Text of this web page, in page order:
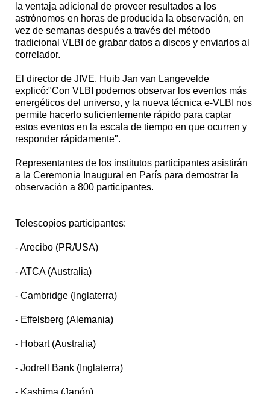
la ventaja adicional de proveer resultados a los
astrónomos en horas de producida la observación, en
vez de semanas después a través del método
tradicional VLBI de grabar datos a discos y enviarlos al
correlador.
El director de JIVE, Huib Jan van Langevelde
explicó:"Con VLBI podemos observar los eventos más
energéticos del universo, y la nueva técnica e-VLBI nos
permite hacerlo suficientemente rápido para captar
estos eventos en la escala de tiempo en que ocurren y
responder rápidamente".
Representantes de los institutos participantes asistirán
a la Ceremonia Inaugural en París para demostrar la
observación a 800 participantes.
Telescopios participantes:
- Arecibo (PR/USA)
- ATCA (Australia)
- Cambridge (Inglaterra)
- Effelsberg (Alemania)
- Hobart (Australia)
- Jodrell Bank (Inglaterra)
- Kashima (Japón)